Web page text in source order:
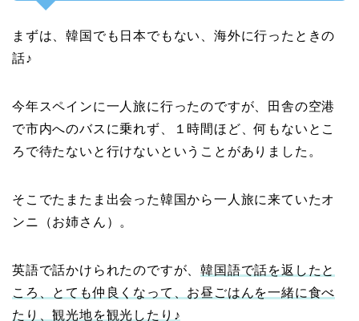
まずは、韓国でも日本でもない、海外に行ったときの
話♪
今年スペインに一人旅に行ったのですが、田舎の空港
で市内へのバスに乗れず、１時間ほど、何もないとこ
ろで待たないと行けないということがありました。
そこでたまたま出会った韓国から一人旅に来ていたオ
ンニ（お姉さん）。
英語で話かけられたのですが、韓国語で話を返したと
ころ、とても仲良くなって、お昼ごはんを一緒に食べ
たり、観光地を観光したり♪